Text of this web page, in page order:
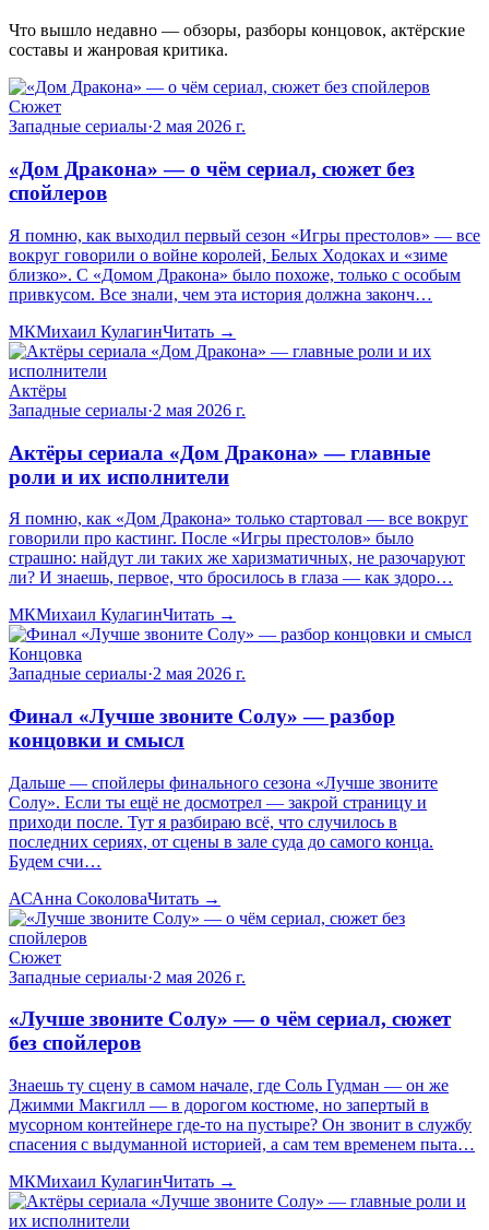
Что вышло недавно — обзоры, разборы концовок, актёрские
составы и жанровая критика.
Сюжет
Западные сериалы·2 мая 2026 г.
«Дом Дракона» — о чём сериал, сюжет без
спойлеров
Я помню, как выходил первый сезон «Игры престолов» — все
вокруг говорили о войне королей, Белых Ходоках и «зиме
близко». С «Домом Дракона» было похоже, только с особым
привкусом. Все знали, чем эта история должна законч…
МКМихаил КулагинЧитать →
Актёры
Западные сериалы·2 мая 2026 г.
Актёры сериала «Дом Дракона» — главные
роли и их исполнители
Я помню, как «Дом Дракона» только стартовал — все вокруг
говорили про кастинг. После «Игры престолов» было
страшно: найдут ли таких же харизматичных, не разочаруют
ли? И знаешь, первое, что бросилось в глаза — как здоро…
МКМихаил КулагинЧитать →
Концовка
Западные сериалы·2 мая 2026 г.
Финал «Лучше звоните Солу» — разбор
концовки и смысл
Дальше — спойлеры финального сезона «Лучше звоните
Солу». Если ты ещё не досмотрел — закрой страницу и
приходи после. Тут я разбираю всё, что случилось в
последних сериях, от сцены в зале суда до самого конца.
Будем счи…
АСАнна СоколоваЧитать →
Сюжет
Западные сериалы·2 мая 2026 г.
«Лучше звоните Солу» — о чём сериал, сюжет
без спойлеров
Знаешь ту сцену в самом начале, где Соль Гудман — он же
Джимми Макгилл — в дорогом костюме, но запертый в
мусорном контейнере где-то на пустыре? Он звонит в службу
спасения с выдуманной историей, а сам тем временем пыта…
МКМихаил КулагинЧитать →